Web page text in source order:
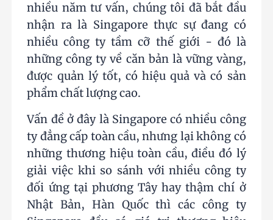
nhiều năm tư vấn, chúng tôi đã bắt đầu
nhận ra là Singapore thực sự đang có
nhiều công ty tầm cỡ thế giới - đó là
những công ty về căn bản là vững vàng,
được quản lý tốt, có hiệu quả và có sản
phẩm chất lượng cao.
Vấn đề ở đây là Singapore có nhiều công
ty đẳng cấp toàn cầu, nhưng lại không có
những thương hiệu toàn cầu, điều đó lý
giải việc khi so sánh với nhiều công ty
đối ứng tại phương Tây hay thậm chí ở
Nhật Bản, Hàn Quốc thì các công ty